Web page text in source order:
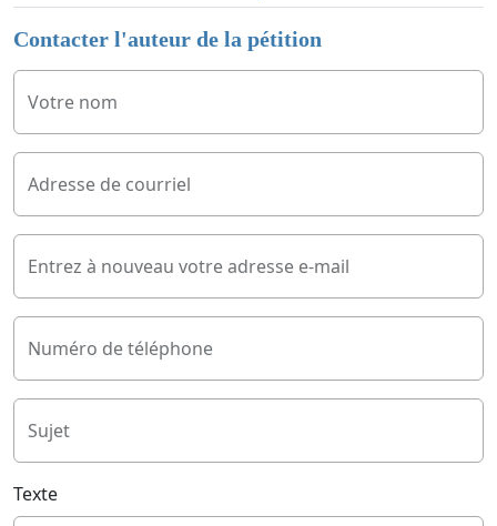
Contacter l'auteur de la pétition
Votre nom
Adresse de courriel
Entrez à nouveau votre adresse e-mail
Numéro de téléphone
Sujet
Texte